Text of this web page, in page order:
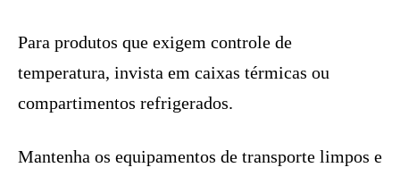
Para produtos que exigem controle de
temperatura, invista em caixas térmicas ou
compartimentos refrigerados.
Mantenha os equipamentos de transporte limpos e